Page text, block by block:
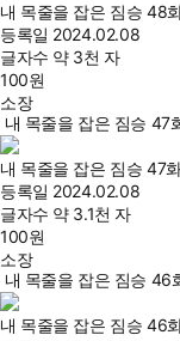
내 목줄을 잡은 짐승 48
등록일 2024.02.08
글자수 약 3천 자
100원
소장
내 목줄을 잡은 짐승 47
내 목줄을 잡은 짐승 47
등록일 2024.02.08
글자수 약 3.1천 자
100원
소장
내 목줄을 잡은 짐승 46
내 목줄을 잡은 짐승 46